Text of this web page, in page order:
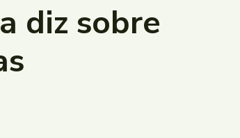
diz sobre